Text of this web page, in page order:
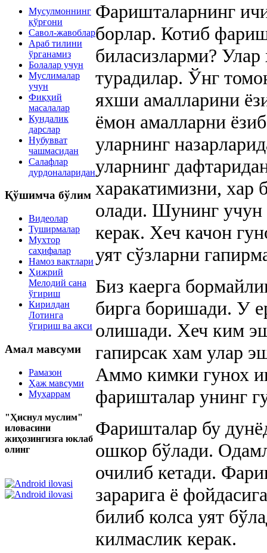
Мусулмоннинг
қўрғони
Савол-жавоблар
Араб тилини
ўрганамиз
Болалар учун
Муслималар
учун
Фиқҳий
масалалар
Кундалик
дарслар
Нубувват
чашмасидан
Салафлар
дурдоналаридан
Қўшимча бўлим
Видеолар
Туширмалар
Мухтор
саҳифалар
Намоз вақтлари
Ҳижрий
Мелодий сана
ўгириш
Кирилдан
Лотинга
ўгириш ва акси
Амал мавсуми
Рамазон
Ҳаж мавсуми
Муҳаррам
"Ҳиснул муслим"
иловасини
жиҳозингизга юклаб
олинг
Фаришталарнинг
борлар. Котиб
биласизларми?
турадилар. Ўнг
яхши амалларини
ёмон амалларни
уларнинг
уларнинг
харакатимизни, хар
олади. Шунинг учун
керак. Хеч качон
уят сўзларни
Биз каерга
бирга боришади. У
олишади. Хеч ким
гапирсак хам улар
Аммо кимки гунох
фаришталар унинг
Фаришталар бу
ошкор бўлади.
очилиб кетади.
зарарига ё
билиб колса уят
килмаслик керак.